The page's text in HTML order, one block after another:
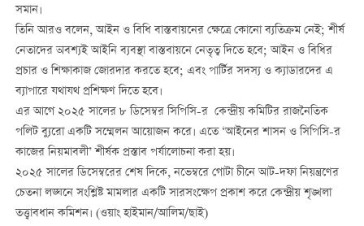
সমান।
তিনি আরও বলেন, আইন ও বিধি বাস্তবায়নের ক্ষেত্রে কোনো ব্যতিক্রম নেই; শীর্ষ
নেতাদের অবশ্যই আইনি ব্যবস্থা বাস্তবায়নে নেতৃত্ব দিতে হবে; আইন ও বিধির
প্রচার ও শিক্ষাকাজ জোরদার করতে হবে; এবং পার্টির সদস্য ও ক্যাডারদের এ
ব্যাপারে যথাযথ প্রশিক্ষণ দিতে হবে।
এর আগে ২০২৫ সালের ৮ ডিসেম্বর সিপিসি-র কেন্দ্রীয় কমিটির রাজনৈতিক
পলিট ব্যুরো একটি সম্মেলন আয়োজন করে। এতে ‘আইনের শাসন ও সিপিসি-র
কাজের নিয়মাবলী’ শীর্ষক প্রস্তাব পর্যালোচনা করা হয়।
২০২৫ সালের ডিসেম্বরের শেষ দিকে, নভেম্বরে গোটা চীনে আট-দফা নিয়ন্ত্রণের
চেতনা লঙ্ঘনে সংশ্লিষ্ট মামলার একটি সারসংক্ষেপ প্রকাশ করে কেন্দ্রীয় শৃঙ্খলা
তত্ত্বাবধান কমিশন। (ওয়াং হাইমান/আলিম/ছাই)